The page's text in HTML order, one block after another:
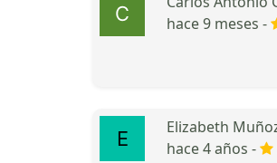
hace 9 meses -
Elizabeth
hace 4 años -